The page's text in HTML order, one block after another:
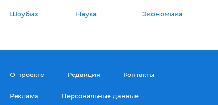
Шоубиз Наука Экономика
О проекте Редакция Контакты
Реклама Персональные данные